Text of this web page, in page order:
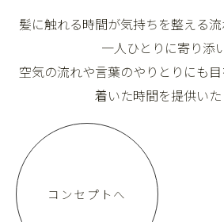
髪に触れる時間が気持ちを整える流
一人ひとりに寄り添
空気の流れや言葉のやりとりにも
着いた時間を提供い
コンセプトへ